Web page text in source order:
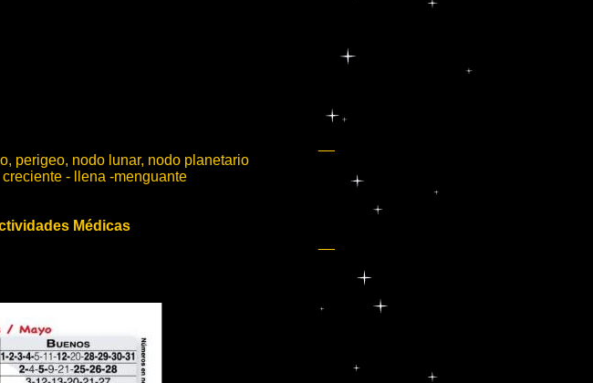
perigeo, nodo lunar, nodo planetario
- llena -menguante
Médicas